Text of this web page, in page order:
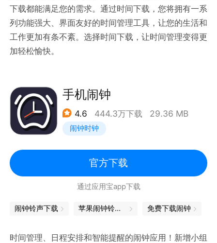
下载都能满足您的需求。通过时间下载，您将拥有一系
列功能强大、界面友好的时间管理工具，让您的生活和
工作更加有条不紊。选择时间下载，让时间管理变得更
加轻松愉快。
手机闹钟
4.6 444.3万下载 29.36 MB
闹钟时钟
官方下载
通过应用宝app下载
闹钟铃声下载 苹果闹钟铃声下载 免费下载闹钟
时间管理、日程安排和智能提醒的闹钟应用！新增小组